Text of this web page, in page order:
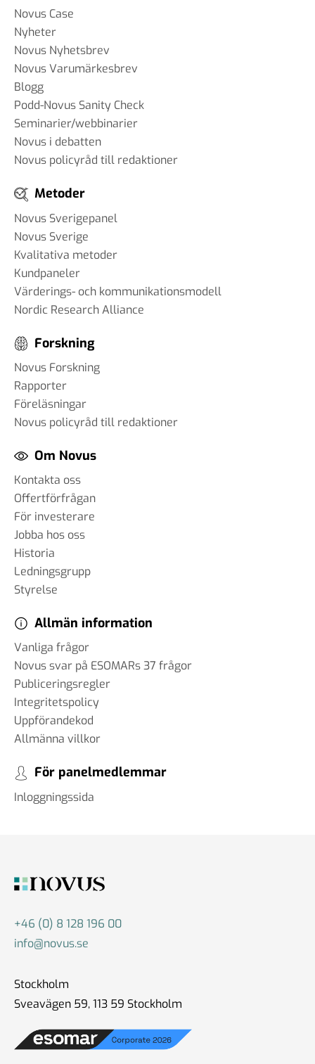
samhällskommunikation
08 maj 2025
#93 - Brit Stakston -
svenskarnas medievanor
30 apr 2025
#92 - Ann-Thérese Enarsson -
aspekter som påverkar
arbetslivet för tjänstemän
#91 - Robert Kindroth - att
extremism
28 mar 2025
#90 Martin Svensson - Hur
hur anpassar vi oss?
28 feb 2025
#88 Thomas Matsson -
medieklimatet
12 feb 2025
#87 Brit Stakston
20 dec 2024
#86 Wilhelm Landerholm -
om AI
#85 Christoph Hofinger - en
säkerhetspolitik och
18 okt 2024
Novus Case
Nyheter
Novus Nyhetsbrev
Novus Varumärkesbrev
Blogg
Podd-Novus Sanity Check
Seminarier/webbinarier
Novus i debatten
Novus policyråd till redaktioner
Metoder
Novus Sverigepanel
Novus Sverige
Kvalitativa metoder
Kundpaneler
Värderings- och kommunikationsmodell
Nordic Research Alliance
Forskning
Novus Forskning
Rapporter
Föreläsningar
Novus policyråd till redaktioner
Om Novus
Kontakta oss
Offertförfrågan
För investerare
Jobba hos oss
Historia
Ledningsgrupp
Styrelse
Allmän information
Vanliga frågor
Novus svar på ESOMARs 37 frågor
Publiceringsregler
Integritetspolicy
Uppförandekod
Allmänna villkor
För panelmedlemmar
Inloggningssida
+46 (0) 8 128 196 00
info@novus.se
Stockholm
Sveavägen 59, 113 59 Stockholm